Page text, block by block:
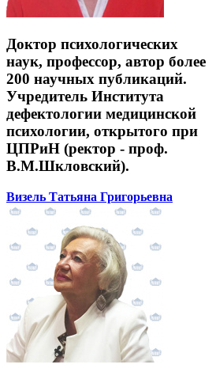
Доктор психологических
наук, профессор, автор более
200 научных публикаций.
Учредитель Института
дефектологии медицинской
психологии, открытого при
ЦПРиН (ректор - проф.
В.М.Шкловский).
Визель Татьяна Григорьевна